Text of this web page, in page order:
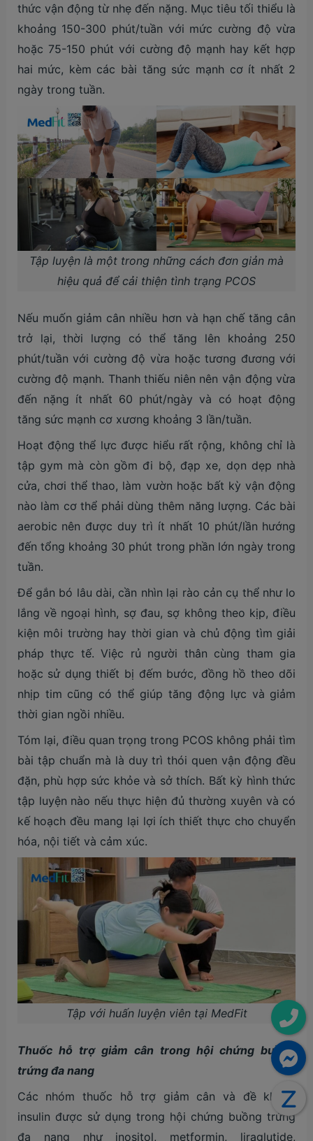
thức vận động từ nhẹ đến nặng. Mục tiêu tối thiểu là
khoảng 150-300 phút/tuần với mức cường độ vừa
hoặc 75-150 phút với cường độ mạnh hay kết hợp
hai mức, kèm các bài tăng sức mạnh cơ ít nhất 2
ngày trong tuần.
Tập luyện là một trong những cách đơn giản mà
hiệu quả để cải thiện tình trạng PCOS
Nếu muốn giảm cân nhiều hơn và hạn chế tăng cân
trở lại, thời lượng có thể tăng lên khoảng 250
phút/tuần với cường độ vừa hoặc tương đương với
cường độ mạnh. Thanh thiếu niên nên vận động vừa
đến nặng ít nhất 60 phút/ngày và có hoạt động
tăng sức mạnh cơ xương khoảng 3 lần/tuần.
Hoạt động thể lực được hiểu rất rộng, không chỉ là
tập gym mà còn gồm đi bộ, đạp xe, dọn dẹp nhà
cửa, chơi thể thao, làm vườn hoặc bất kỳ vận động
nào làm cơ thể phải dùng thêm năng lượng. Các bài
aerobic nên được duy trì ít nhất 10 phút/lần hướng
đến tổng khoảng 30 phút trong phần lớn ngày trong
tuần.
Để gắn bó lâu dài, cần nhìn lại rào cản cụ thể như lo
lắng về ngoại hình, sợ đau, sợ không theo kịp, điều
kiện môi trường hay thời gian và chủ động tìm giải
pháp thực tế. Việc rủ người thân cùng tham gia
hoặc sử dụng thiết bị đếm bước, đồng hồ theo dõi
nhịp tim cũng có thể giúp tăng động lực và giảm
thời gian ngồi nhiều.
Tóm lại, điều quan trọng trong PCOS không phải tìm
bài tập chuẩn mà là duy trì thói quen vận động đều
đặn, phù hợp sức khỏe và sở thích. Bất kỳ hình thức
tập luyện nào nếu thực hiện đủ thường xuyên và có
kế hoạch đều mang lại lợi ích thiết thực cho chuyển
hóa, nội tiết và cảm xúc.
Tập với huấn luyện viên tại MedFit
Thuốc hỗ trợ giảm cân trong hội chứng buồng
trứng đa nang
Các nhóm thuốc hỗ trợ giảm cân và đề kháng
insulin được sử dụng trong hội chứng buồng trứng
đa nang như inositol, metformin, liraglutide,